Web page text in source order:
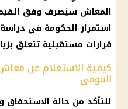
المعاش سيُصرف وفق القيم
استمرار الحكومة في
قرارات مستقبلية تتعلق
كيفية الاستعلام عن
القومي
للتأكد من حالة